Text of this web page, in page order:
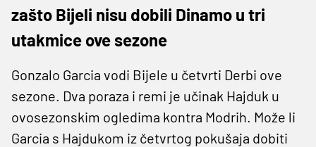
zašto Bijeli nisu dobili Dinamo u tri
utakmice ove sezone
Gonzalo Garcia vodi Bijele u četvrti Derbi ove
sezone. Dva poraza i remi je učinak Hajduk u
ovosezonskim ogledima kontra Modrih. Može li
Garcia s Hajdukom iz četvrtog pokušaja dobiti